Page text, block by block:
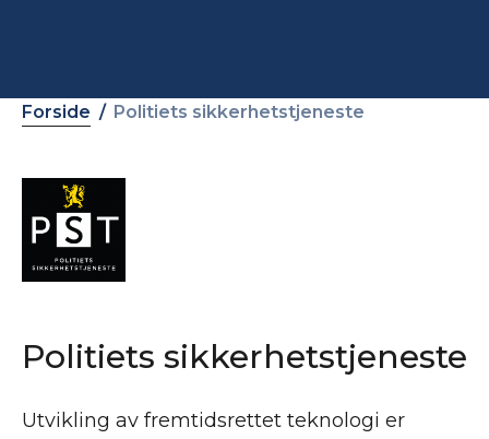
Forside Politiets sikkerhetstjeneste
Politiets sikkerhetstjeneste
Utvikling av fremtidsrettet teknologi er